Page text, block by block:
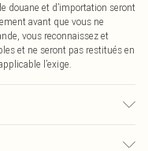
douane et d’importation seront
avant que vous ne
vous reconnaissez et
et ne seront pas restitués en
l’exige.